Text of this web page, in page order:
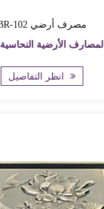
BR-102 مصرف أرضي
CAT:المصارف الأرضية النحاسية